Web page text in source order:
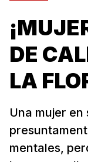
DE
LA
Una mujer
mentales,